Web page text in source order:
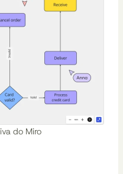
do Miro